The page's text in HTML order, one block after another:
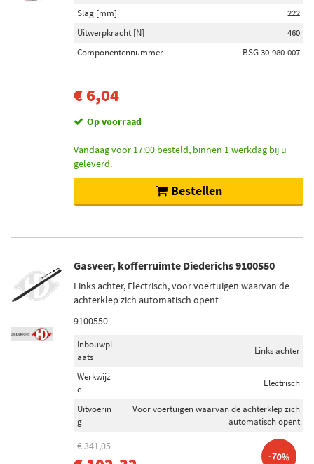
Slag [mm]
222
Uitwerpkracht [N]
460
Componentennummer
BSG 30-980-007
€ 6,04
Op voorraad
Vandaag voor 17:00 besteld, binnen 1 werkdag bij u
geleverd.
Bestellen
Gasveer, kofferruimte Diederichs 9100550
Links achter, Electrisch, voor voertuigen waarvan de
achterklep zich automatisch opent
9100550
Inbouwpl
aats
Links achter
Werkwijz
e
Electrisch
Uitvoerin
g
Voor voertuigen waarvan de achterklep zich
automatisch opent
€ 341,05
-70%